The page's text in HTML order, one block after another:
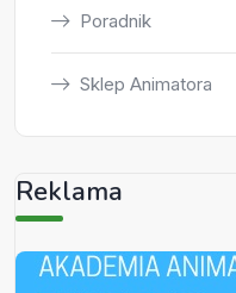
Poradnik
Sklep Animatora
Reklama